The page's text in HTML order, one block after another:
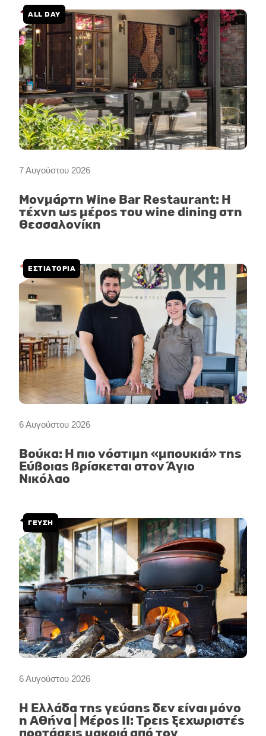
7 Αυγούστου 2026
ALL DAY
Μονμάρτη Wine Bar Restaurant: Η
τέχνη ως μέρος του wine dining στη
Θεσσαλονίκη
6 Αυγούστου 2026
ΕΣΤΙΑΤΟΡΙΑ
Βούκα: Η πιο νόστιμη «μπουκιά» της
Εύβοιας βρίσκεται στον Άγιο
Νικόλαο
6 Αυγούστου 2026
ΓΕΥΣΗ
Η Ελλάδα της γεύσης δεν είναι μόνο
η Αθήνα | Μέρος II: Τρεις ξεχωριστές